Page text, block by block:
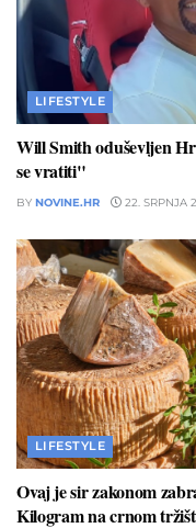
LIFESTYLE
Will Smith oduševljen
se vratiti"
BY NOVINE.HR 22. SRPNJA
LIFESTYLE
Ovaj je sir zakonom
Kilogram na crnom